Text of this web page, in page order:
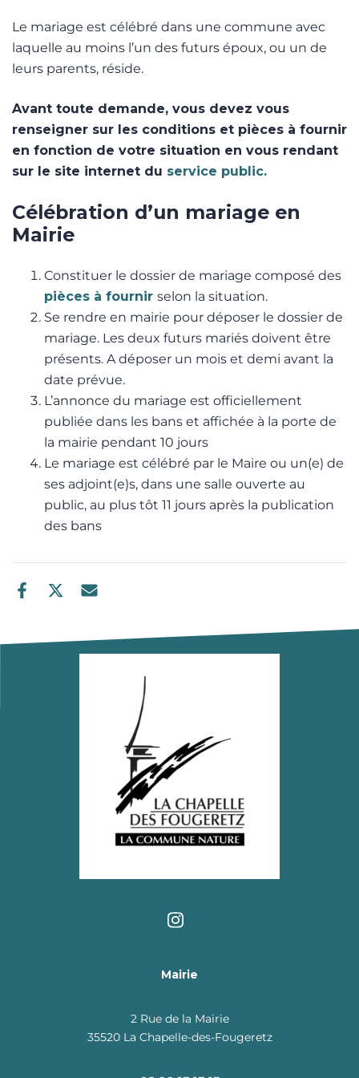
Le mariage est célébré dans une commune avec
laquelle au moins l’un des futurs époux, ou un de
leurs parents, réside.
Avant toute demande, vous devez vous
renseigner sur les conditions et pièces à fournir
en fonction de votre situation en vous rendant
sur le site internet du service public.
Célébration d’un mariage en
Mairie
Constituer le dossier de mariage composé des
pièces à fournir selon la situation.
Se rendre en mairie pour déposer le dossier de
mariage. Les deux futurs mariés doivent être
présents. A déposer un mois et demi avant la
date prévue.
L’annonce du mariage est officiellement
publiée dans les bans et affichée à la porte de
la mairie pendant 10 jours
Le mariage est célébré par le Maire ou un(e) de
ses adjoint(e)s, dans une salle ouverte au
public, au plus tôt 11 jours après la publication
des bans
Mairie
2 Rue de la Mairie
35520 La Chapelle-des-Fougeretz